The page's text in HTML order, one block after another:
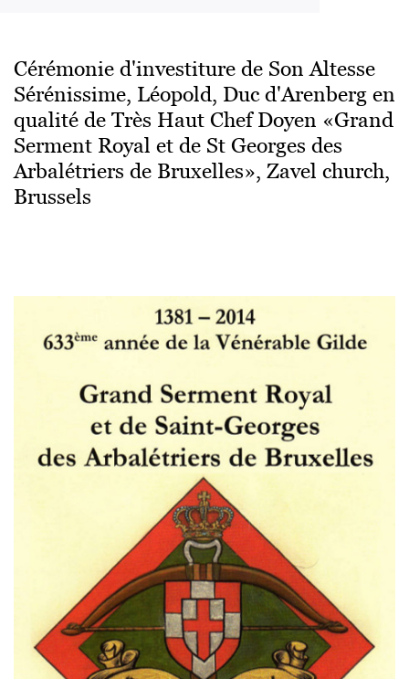
Cérémonie d'investiture de Son Altesse
Sérénissime, Léopold, Duc d'Arenberg en
qualité de Très Haut Chef Doyen «Grand
Serment Royal et de St Georges des
Arbalétriers de Bruxelles», Zavel church,
Brussels